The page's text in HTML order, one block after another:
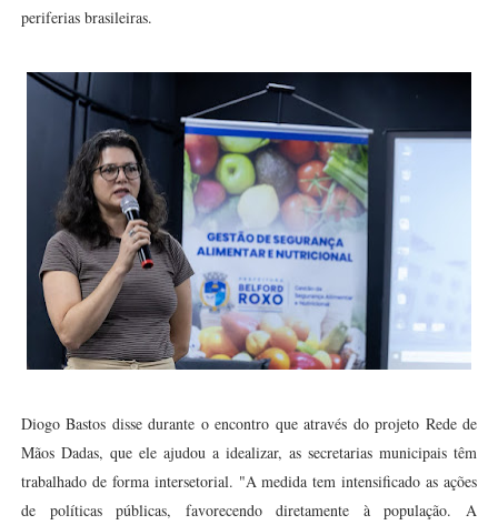
periferias brasileiras.
Diogo Bastos disse durante o encontro que através do projeto Rede de
Mãos Dadas, que ele ajudou a idealizar, as secretarias municipais têm
trabalhado de forma intersetorial. "A medida tem intensificado as ações
de políticas públicas, favorecendo diretamente à população. A